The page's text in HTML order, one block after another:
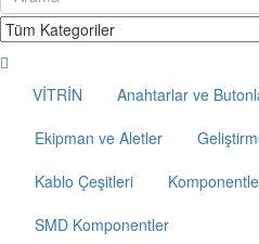
VİTRİN Anahtarlar ve
Ekipman ve Aletler
Kablo Çeşitleri
SMD Komponentler